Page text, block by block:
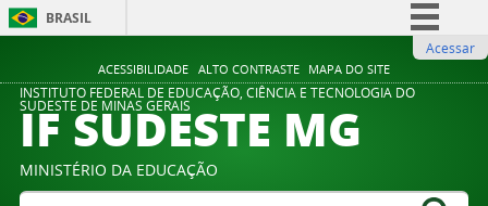
ACESSIBILIDADE ALTO CONTRASTE MAPA DO SITE
BRASIL
Comunica BR
Participe
Legislação
Acessar
INSTITUTO FEDERAL DE EDUCAÇÃO, CIÊNCIA E TECNOLOGIA DO
SUDESTE DE MINAS GERAIS
IF SUDESTE MG
MINISTÉRIO DA EDUCAÇÃO
Buscar no portal